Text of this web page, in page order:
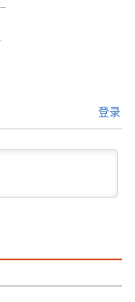
登录